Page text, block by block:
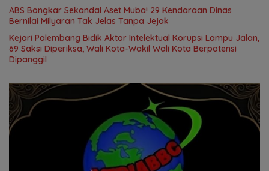
ABS Bongkar Sekandal Aset Muba! 29 Kendaraan Dinas
Bernilai Milyaran Tak Jelas Tanpa Jejak
Kejari Palembang Bidik Aktor Intelektual Korupsi Lampu Jalan,
69 Saksi Diperiksa, Wali Kota-Wakil Wali Kota Berpotensi
Dipanggil